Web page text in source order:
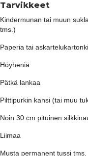
Tarvikkeet
Kindermunan tai muun
tms.)
Paperia tai
Höyheniä
Pätkä lankaa
Pilttipurkin kansi (tai muu
Noin 30 cm pituinen
Liimaa
Musta permanent tussi tms.